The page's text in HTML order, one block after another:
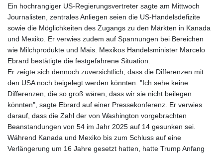
Ein hochrangiger US-Regierungsvertreter sagte am Mittwoch
Journalisten, zentrales Anliegen seien die US-Handelsdefizite
sowie die Möglichkeiten des Zugangs zu den Märkten in Kanada
und Mexiko. Er verwies zudem auf Spannungen bei Bereichen
wie Milchprodukte und Mais. Mexikos Handelsminister Marcelo
Ebrard bestätigte die festgefahrene Situation.
Er zeigte sich dennoch zuversichtlich, dass die Differenzen mit
den USA noch beigelegt werden könnten. "Ich sehe keine
Differenzen, die so groß wären, dass wir sie nicht beilegen
könnten", sagte Ebrard auf einer Pressekonferenz. Er verwies
darauf, dass die Zahl der von Washington vorgebrachten
Beanstandungen von 54 im Jahr 2025 auf 14 gesunken sei.
Während Kanada und Mexiko bis zum Schluss auf eine
Verlängerung um 16 Jahre gesetzt hatten, hatte Trump Anfang